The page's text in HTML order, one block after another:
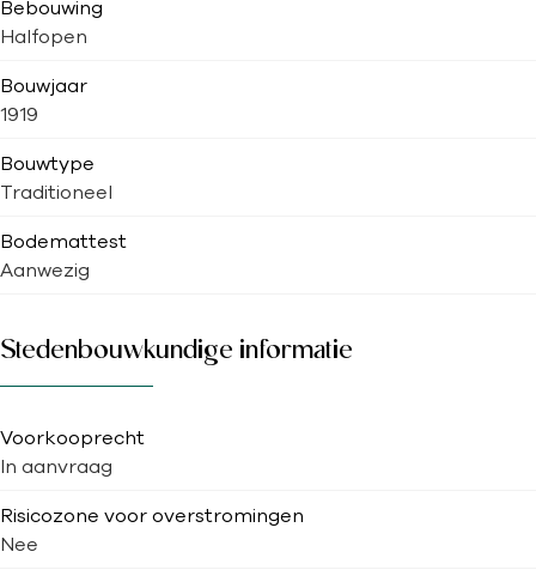
Bebouwing
Halfopen
Bouwjaar
1919
Bouwtype
Traditioneel
Bodemattest
Aanwezig
Stedenbouwkundige informatie
Voorkooprecht
In aanvraag
Risicozone voor overstromingen
Nee